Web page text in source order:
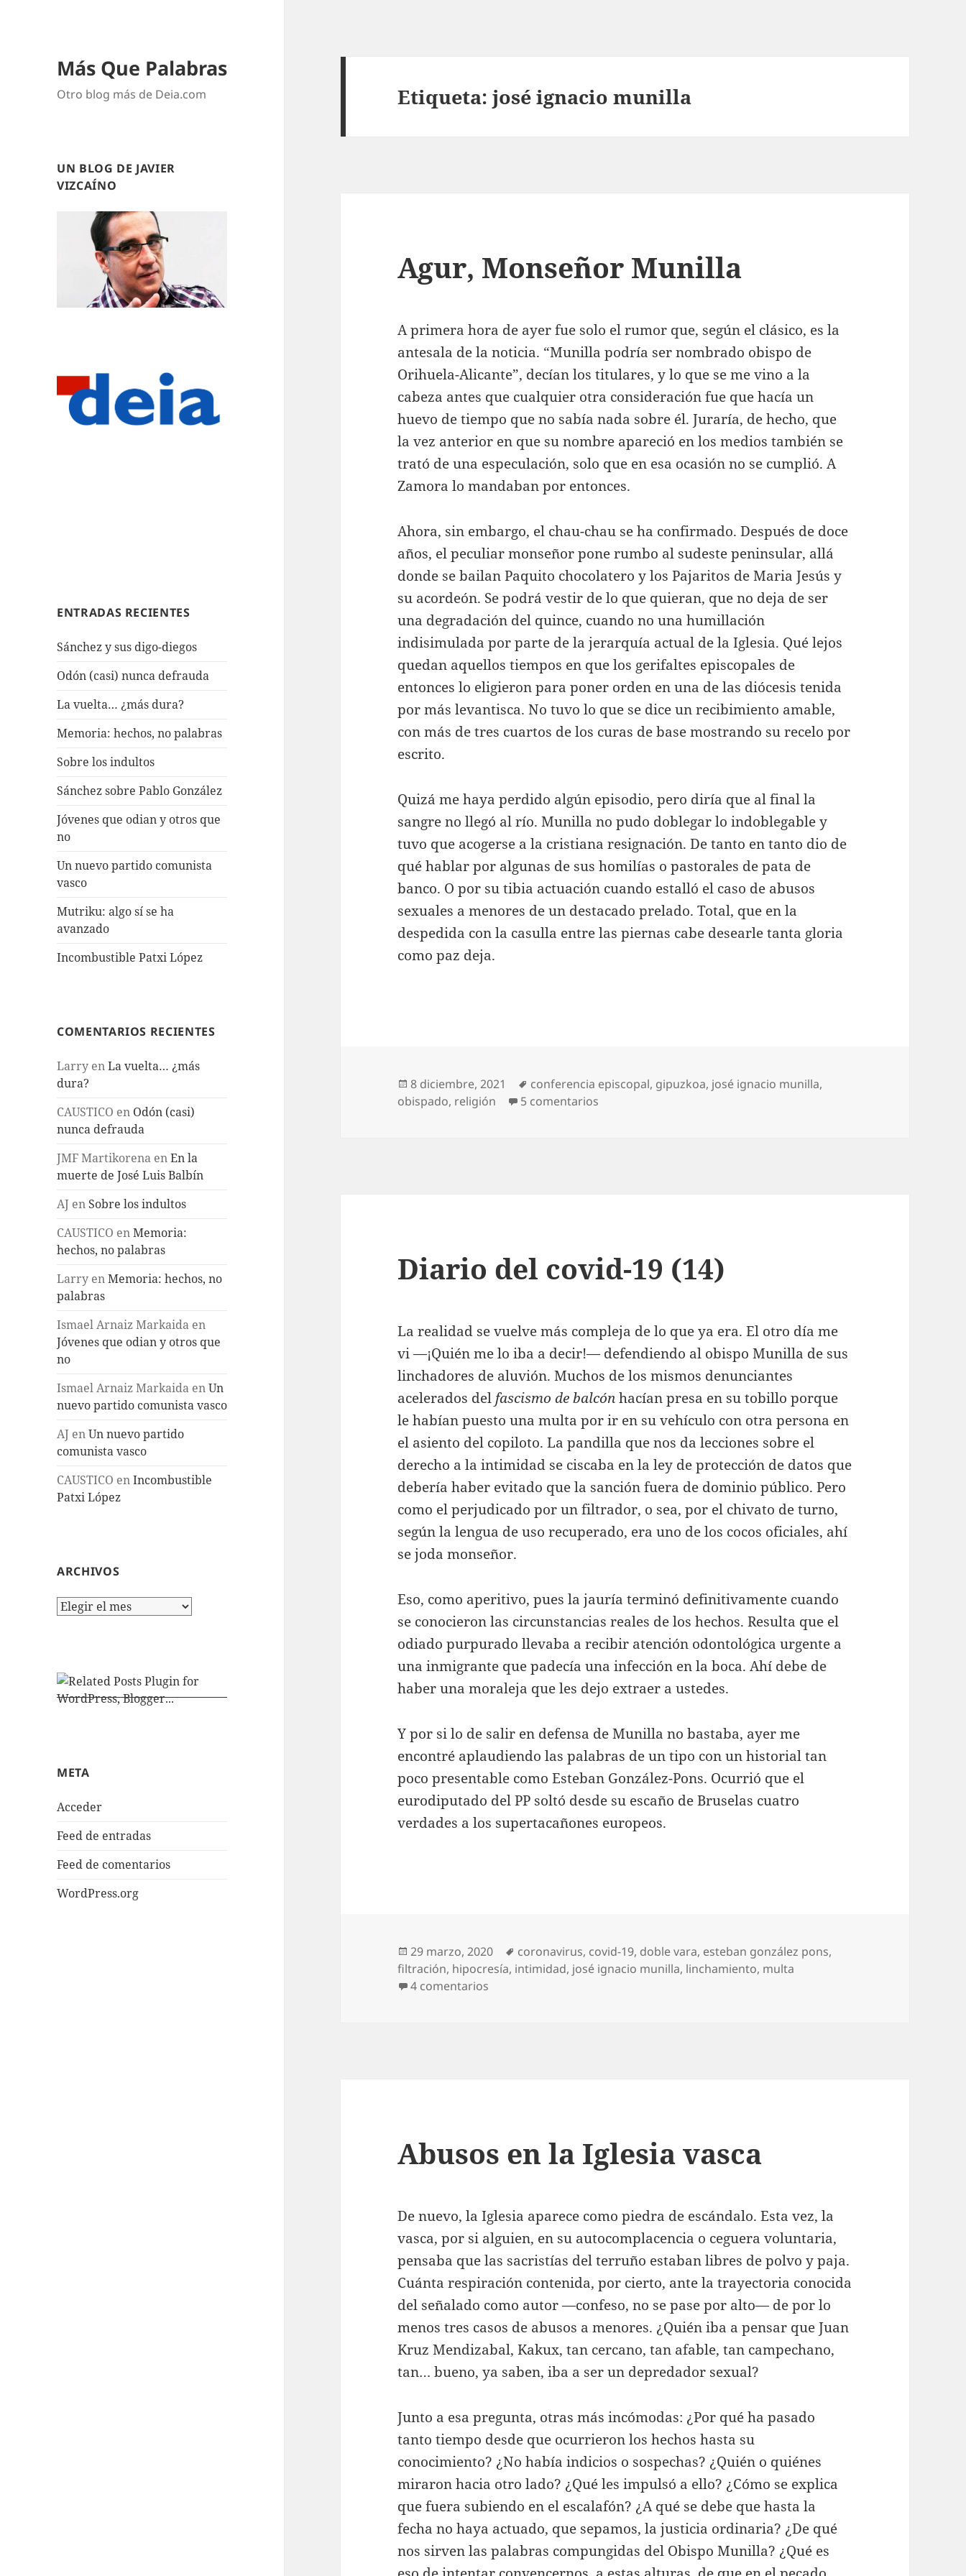
Más Que Palabras
Otro blog más de Deia.com
UN BLOG DE JAVIER
VIZCAÍNO
ENTRADAS RECIENTES
Sánchez y sus digo-diegos
Odón (casi) nunca defrauda
La vuelta… ¿más dura?
Memoria: hechos, no palabras
Sobre los indultos
Sánchez sobre Pablo González
Jóvenes que odian y otros que
no
Un nuevo partido comunista
vasco
Mutriku: algo sí se ha
avanzado
Incombustible Patxi López
COMENTARIOS RECIENTES
Larry enLa vuelta… ¿más
dura?
CAUSTICO en Odón (casi)
nunca defrauda
JMF Martikorena enEn la
muerte de José Luis Balbín
AJ en Sobre los indultos
CAUSTICO enMemoria:
hechos, no palabras
Larry enMemoria: hechos, no
palabras
Ismael Arnaiz Markaida en
Jóvenes que odian y otros que
no
Ismael Arnaiz Markaida enUn
nuevo partido comunista vasco
AJ enUn nuevo partido
comunista vasco
CAUSTICO enIncombustible
Patxi López
ARCHIVOS
Archivos
META
Acceder
Feed de entradas
Feed de comentarios
WordPress.org
Etiqueta:josé ignacio munilla
Agur, Monseñor Munilla
A primera hora de ayer fue solo el rumor que, según el clásico, es la
antesala de la noticia. “Munilla podría ser nombrado obispo de
Orihuela-Alicante”, decían los titulares, y lo que se me vino a la
cabeza antes que cualquier otra consideración fue que hacía un
huevo de tiempo que no sabía nada sobre él. Juraría, de hecho, que
la vez anterior en que su nombre apareció en los medios también se
trató de una especulación, solo que en esa ocasión no se cumplió. A
Zamora lo mandaban por entonces.
Ahora, sin embargo, el chau-chau se ha confirmado. Después de doce
años, el peculiar monseñor pone rumbo al sudeste peninsular, allá
donde se bailan Paquito chocolatero y los Pajaritos de Maria Jesús y
su acordeón. Se podrá vestir de lo que quieran, que no deja de ser
una degradación del quince, cuando no una humillación
indisimulada por parte de la jerarquía actual de la Iglesia. Qué lejos
quedan aquellos tiempos en que los gerifaltes episcopales de
entonces lo eligieron para poner orden en una de las diócesis tenida
por más levantisca. No tuvo lo que se dice un recibimiento amable,
con más de tres cuartos de los curas de base mostrando su recelo por
escrito.
Quizá me haya perdido algún episodio, pero diría que al final la
sangre no llegó al río. Munilla no pudo doblegar lo indoblegable y
tuvo que acogerse a la cristiana resignación. De tanto en tanto dio de
qué hablar por algunas de sus homilías o pastorales de pata de
banco. O por su tibia actuación cuando estalló el caso de abusos
sexuales a menores de un destacado prelado. Total, que en la
despedida con la casulla entre las piernas cabe desearle tanta gloria
como paz deja.
Publicado
el
8 diciembre, 2021 Etiquetas
conferencia episcopal, gipuzkoa, josé ignacio munilla,
obispado, religión 5 comentarios
Diario del covid-19 (14)
La realidad se vuelve más compleja de lo que ya era. El otro día me
vi —¡Quién me lo iba a decir!— defendiendo al obispo Munilla de sus
linchadores de aluvión. Muchos de los mismos denunciantes
acelerados delfascismo de balcónhacían presa en su tobillo porque
le habían puesto una multa por ir en su vehículo con otra persona en
el asiento del copiloto. La pandilla que nos da lecciones sobre el
derecho a la intimidad se ciscaba en la ley de protección de datos que
debería haber evitado que la sanción fuera de dominio público. Pero
como el perjudicado por un filtrador, o sea, por el chivato de turno,
según la lengua de uso recuperado, era uno de los cocos oficiales, ahí
se joda monseñor.
Eso, como aperitivo, pues la jauría terminó definitivamente cuando
se conocieron las circunstancias reales de los hechos. Resulta que el
odiado purpurado llevaba a recibir atención odontológica urgente a
una inmigrante que padecía una infección en la boca. Ahí debe de
haber una moraleja que les dejo extraer a ustedes.
Y por si lo de salir en defensa de Munilla no bastaba, ayer me
encontré aplaudiendo las palabras de un tipo con un historial tan
poco presentable como Esteban González-Pons. Ocurrió que el
eurodiputado del PP soltó desde su escaño de Bruselas cuatro
verdades a los supertacañones europeos.
Publicado
el
29 marzo, 2020 Etiquetas
coronavirus, covid-19, doble vara, esteban gonzález pons,
filtración, hipocresía, intimidad, josé ignacio munilla, linchamiento, multa
4 comentarios
Abusos en la Iglesia vasca
De nuevo, la Iglesia aparece como piedra de escándalo. Esta vez, la
vasca, por si alguien, en su autocomplacencia o ceguera voluntaria,
pensaba que las sacristías del terruño estaban libres de polvo y paja.
Cuánta respiración contenida, por cierto, ante la trayectoria conocida
del señalado como autor —confeso, no se pase por alto— de por lo
menos tres casos de abusos a menores. ¿Quién iba a pensar que Juan
Kruz Mendizabal, Kakux, tan cercano, tan afable, tan campechano,
tan… bueno, ya saben, iba a ser un depredador sexual?
Junto a esa pregunta, otras más incómodas: ¿Por qué ha pasado
tanto tiempo desde que ocurrieron los hechos hasta su
conocimiento? ¿No había indicios o sospechas? ¿Quién o quiénes
miraron hacia otro lado? ¿Qué les impulsó a ello? ¿Cómo se explica
que fuera subiendo en el escalafón? ¿A qué se debe que hasta la
fecha no haya actuado, que sepamos, la justicia ordinaria? ¿De qué
nos sirven las palabras compungidas del Obispo Munilla? ¿Qué es